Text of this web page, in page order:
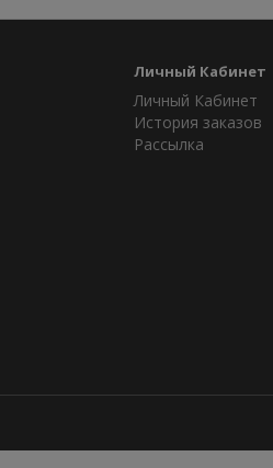
Личный Кабинет
Личный Кабинет
История заказов
Рассылка